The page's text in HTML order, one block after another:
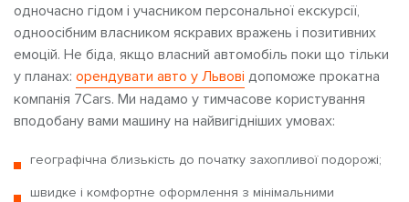
одночасно гідом і учасником персональної екскурсії,
одноосібним власником яскравих вражень і позитивних
емоцій. Не біда, якщо власний автомобіль поки що тільки
у планах: орендувати авто у Львові допоможе прокатна
компанія 7Cars. Ми надамо у тимчасове користування
вподобану вами машину на найвигідніших умовах:
географічна близькість до початку захопливої подорожі;
швидке і комфортне оформлення з мінімальними